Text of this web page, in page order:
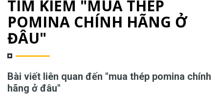
TÌM KIẾM "MUA THÉP
POMINA CHÍNH HÃNG Ở
ĐÂU"
Bài viết liên quan đến "mua thép pomina chính
hãng ở đâu"